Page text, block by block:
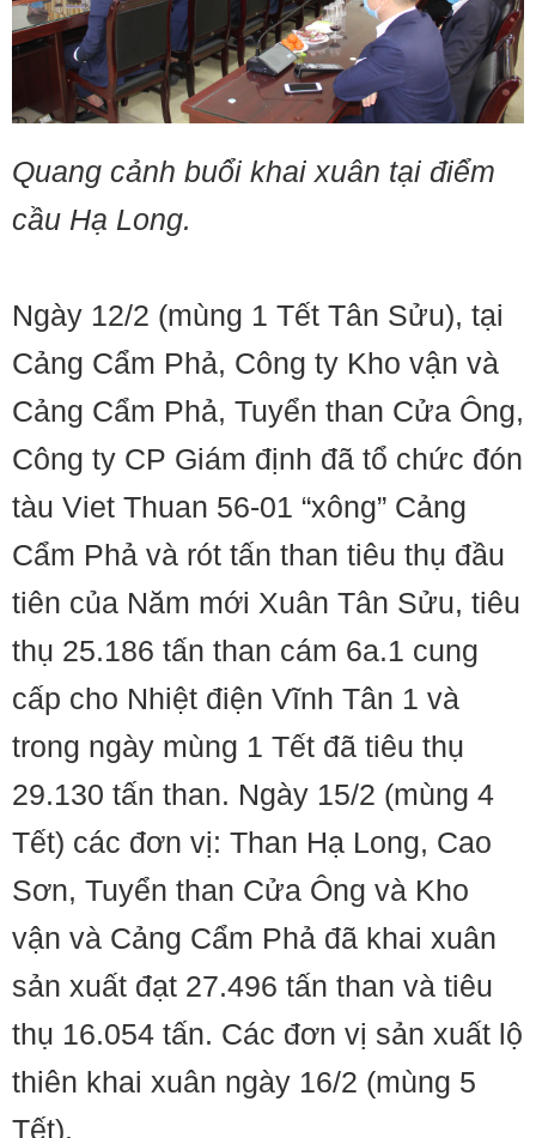
Quang cảnh buổi khai xuân tại điểm
cầu Hạ Long.
Ngày 12/2 (mùng 1 Tết Tân Sửu), tại
Cảng Cẩm Phả, Công ty Kho vận và
Cảng Cẩm Phả, Tuyển than Cửa Ông,
Công ty CP Giám định đã tổ chức đón
tàu Viet Thuan 56-01 “xông” Cảng
Cẩm Phả và rót tấn than tiêu thụ đầu
tiên của Năm mới Xuân Tân Sửu, tiêu
thụ 25.186 tấn than cám 6a.1 cung
cấp cho Nhiệt điện Vĩnh Tân 1 và
trong ngày mùng 1 Tết đã tiêu thụ
29.130 tấn than. Ngày 15/2 (mùng 4
Tết) các đơn vị: Than Hạ Long, Cao
Sơn, Tuyển than Cửa Ông và Kho
vận và Cảng Cẩm Phả đã khai xuân
sản xuất đạt 27.496 tấn than và tiêu
thụ 16.054 tấn. Các đơn vị sản xuất lộ
thiên khai xuân ngày 16/2 (mùng 5
Tết).